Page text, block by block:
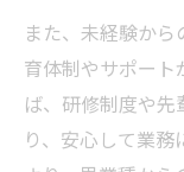
待遇重
愛知県
遇
キャリアア
また、未経験か
育体制やサポート
ば、研修制度や
り、安心して業